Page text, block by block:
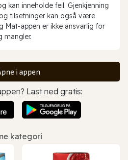
kan inneholde feil. Gjenkjenning
tilsetninger kan også være
Mat-appen er ikke ansvarlig for
mangler.
i appen
Last ned gratis:
kategori